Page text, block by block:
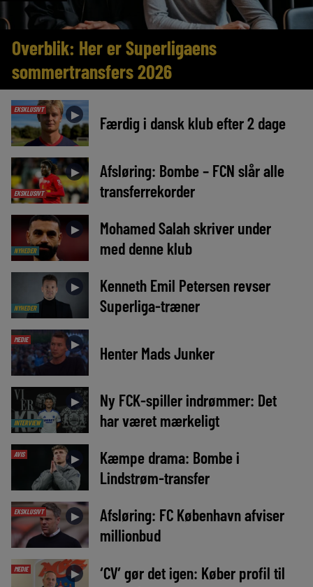
Overblik: Her er Superligaens
sommertransfers 2026
EKSKLUSIVT ► Færdig i dansk klub efter 2 dage
EKSKLUSIVT
►
Afsløring: Bombe – FCN slår alle
transferrekorder
NYHEDER
►
Mohamed Salah skriver under
med denne klub
NYHEDER
►
Kenneth Emil Petersen revser
Superliga-træner
MEDIE ► Henter Mads Junker
INTERVIEW
►
Ny FCK-spiller indrømmer: Det
har været mærkeligt
AVIS ►
Kæmpe drama: Bombe i
Lindstrøm-transfer
EKSKLUSIVT ►
Afsløring: FC København afviser
millionbud
MEDIE ►
‘CV’ gør det igen: Køber profil til